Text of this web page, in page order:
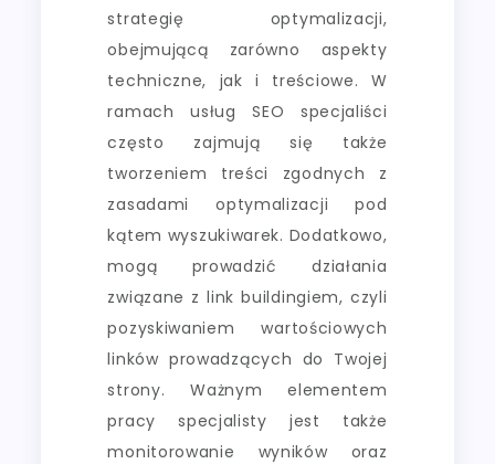
strategię optymalizacji,
obejmującą zarówno aspekty
techniczne, jak i treściowe. W
ramach usług SEO specjaliści
często zajmują się także
tworzeniem treści zgodnych z
zasadami optymalizacji pod
kątem wyszukiwarek. Dodatkowo,
mogą prowadzić działania
związane z link buildingiem, czyli
pozyskiwaniem wartościowych
linków prowadzących do Twojej
strony. Ważnym elementem
pracy specjalisty jest także
monitorowanie wyników oraz